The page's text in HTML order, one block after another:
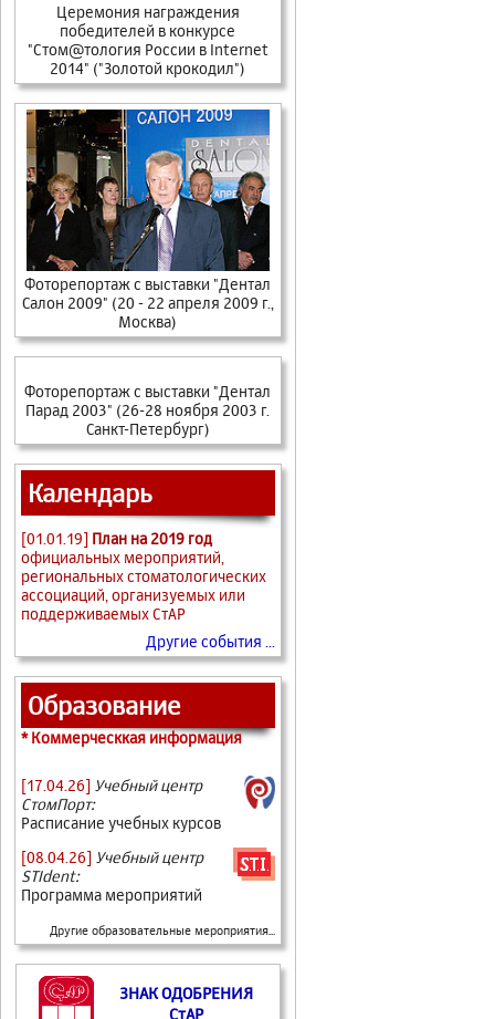
Церемония награждения
победителей в конкурсе
"Стом@тология России в Internet
2014" ("Золотой крокодил")
Фоторепортаж с выставки "Дентал
Салон 2009" (20 - 22 апреля 2009 г.,
Москва)
Фоторепортаж с выставки "Дентал
Парад 2003" (26-28 ноября 2003 г.
Санкт-Петербург)
Календарь
[01.01.19] План на 2019 год
официальных мероприятий,
региональных стоматологических
ассоциаций, организуемых или
поддерживаемых СтАР
Другие события ...
Образование
* Коммерческкая информация
[17.04.26] Учебный центр
СтомПорт:
Расписание учебных курсов
[08.04.26] Учебный центр
STIdent:
Программа мероприятий
Другие образовательные мероприятия...
ЗНАК ОДОБРЕНИЯ
СтАР